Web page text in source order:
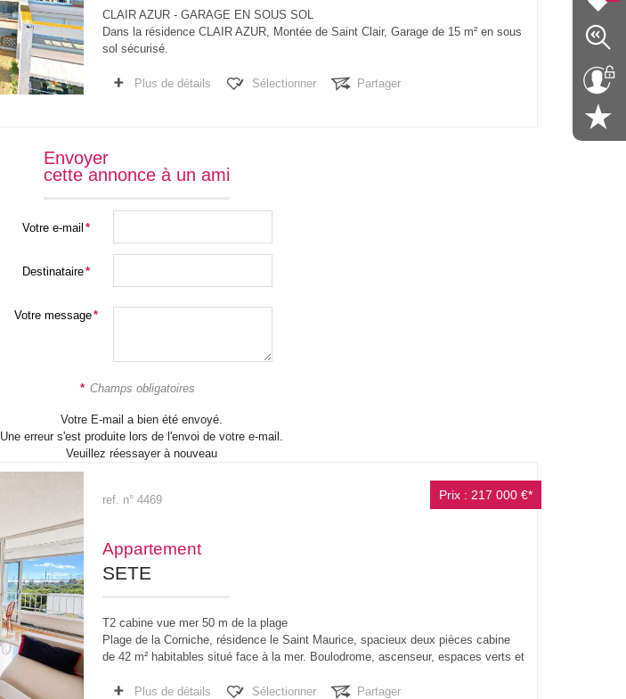
CLAIR AZUR - GARAGE EN SOUS SOL
Dans la résidence CLAIR AZUR, Montée de Saint Clair, Garage de 15 m² en sous
sol sécurisé.
Longueur 530, Largeur 289, hauteur 201, Largeur porte 237, hauteur porte 177
Plus de détails Sélectionner Partager
Envoyer
cette annonce à un ami
Votre e-mail *
Destinataire*
Votre message*
* Champs obligatoires
Votre E-mail a bien été envoyé.
Une erreur s'est produite lors de l'envoi de votre e-mail.
Veuillez réessayer à nouveau
Prix : 217 000 €*
ref. n° 4469
Appartement
SETE
T2 cabine vue mer 50 m de la plage
Plage de la Corniche, résidence le Saint Maurice, spacieux deux pièces cabine
de 42 m² habitables situé face à la mer. Boulodrome, ascenseur, espaces verts et
Plus de détails
Sélectionner Partager